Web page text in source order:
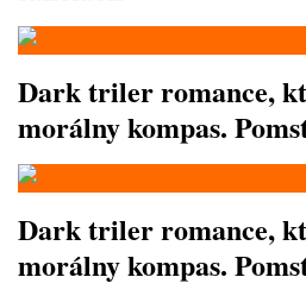
Dark triler romance,
morálny kompas.
Dark triler romance,
morálny kompas.